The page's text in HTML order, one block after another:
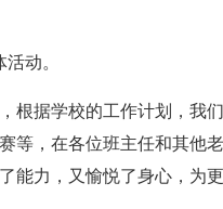
动。
根据学校的工作计划，我
等，在各位班主任和其他
能力，又愉悦了身心，为